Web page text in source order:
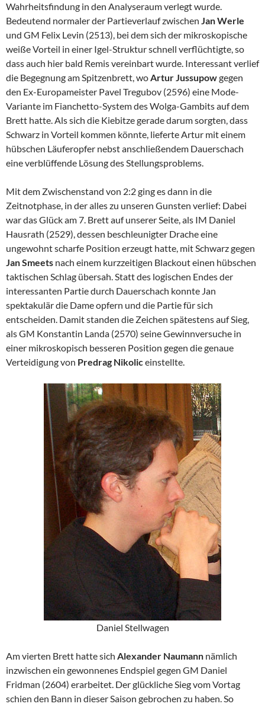
Wahrheitsfindung in den Analyseraum verlegt wurde.
Bedeutend normaler der Partieverlauf zwischen Jan Werle
und GM Felix Levin (2513), bei dem sich der mikroskopische
weiße Vorteil in einer Igel-Struktur schnell verflüchtigte, so
dass auch hier bald Remis vereinbart wurde. Interessant verlief
die Begegnung am Spitzenbrett, woArtur Jussupowgegen
den Ex-Europameister Pavel Tregubov (2596) eine Mode-
Variante im Fianchetto-System des Wolga-Gambits auf dem
Brett hatte. Als sich die Kiebitze gerade darum sorgten, dass
Schwarz in Vorteil kommen könnte, lieferte Artur mit einem
hübschen Läuferopfer nebst anschließendem Dauerschach
eine verblüffende Lösung des Stellungsproblems.
Mit dem Zwischenstand von 2:2 ging es dann in die
Zeitnotphase, in der alles zu unseren Gunsten verlief: Dabei
war das Glück am 7. Brett auf unserer Seite, als IM Daniel
Hausrath (2529), dessen beschleunigter Drache eine
ungewohnt scharfe Position erzeugt hatte, mit Schwarz gegen
Jan Smeets nach einem kurzzeitigen Blackout einen hübschen
taktischen Schlag übersah. Statt des logischen Endes der
interessanten Partie durch Dauerschach konnte Jan
spektakulär die Dame opfern und die Partie für sich
entscheiden. Damit standen die Zeichen spätestens auf Sieg,
als GM Konstantin Landa (2570) seine Gewinnversuche in
einer mikroskopisch besseren Position gegen die genaue
Verteidigung von Predrag Nikoliceinstellte.
Daniel Stellwagen
Am vierten Brett hatte sich Alexander Naumann nämlich
inzwischen ein gewonnenes Endspiel gegen GM Daniel
Fridman (2604) erarbeitet. Der glückliche Sieg vom Vortag
schien den Bann in dieser Saison gebrochen zu haben. So